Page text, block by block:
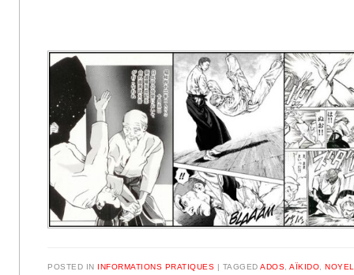
POSTED IN INFORMATIONS PRATIQUES TAGGEDADOS,AÏKIDO,